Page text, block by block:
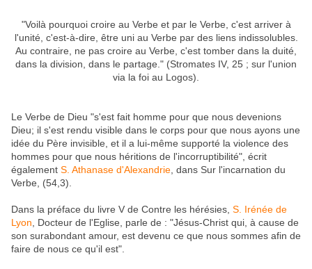
"Voilà pourquoi croire au Verbe et par le Verbe, c'est arriver à
l'unité, c'est-à-dire, être uni au Verbe par des liens indissolubles.
Au contraire, ne pas croire au Verbe, c'est tomber dans la duité,
dans la division, dans le partage." (Stromates IV, 25 ; sur l'union
via la foi au Logos).
Le Verbe de Dieu "s'est fait homme pour que nous devenions
Dieu; il s'est rendu visible dans le corps pour que nous ayons une
idée du Père invisible, et il a lui-même supporté la violence des
hommes pour que nous héritions de l'incorruptibilité", écrit
également S. Athanase d'Alexandrie , dans Sur l'incarnation du
Verbe, (54,3).
Dans la préface du livre V de Contre les hérésies, S. Irénée de
Lyon , Docteur de l'Eglise, parle de : "Jésus-Christ qui, à cause de
son surabondant amour, est devenu ce que nous sommes afin de
faire de nous ce qu'il est".